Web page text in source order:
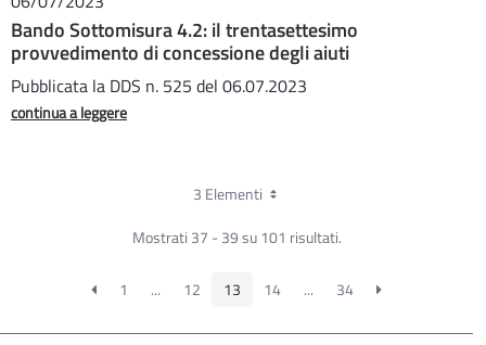
Bando Sottomisura 4.2: il trentasettesimo
provvedimento di concessione degli aiuti
Pubblicata la DDS n. 525 del 06.07.2023
continua a leggere
3 Elementi
Mostrati 37 - 39 su 101 risultati.
1 ... 12 13 14 ... 34